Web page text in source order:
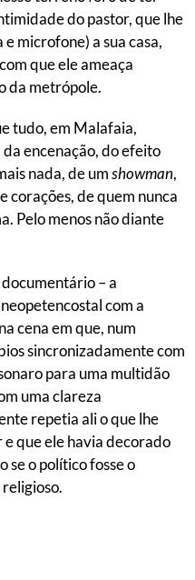
do pastor, que lhe
microfone) a sua casa,
que ele ameaça
da metrópole.
tudo, em Malafaia,
encenação, do efeito
nada, de umshowman,
corações, de quem nunca
Pelo menos não diante
– a
com a
cena em que, num
sincronizadamente com
para uma multidão
uma clareza
repetia ali o que lhe
e que ele havia decorado
se o político fosse o